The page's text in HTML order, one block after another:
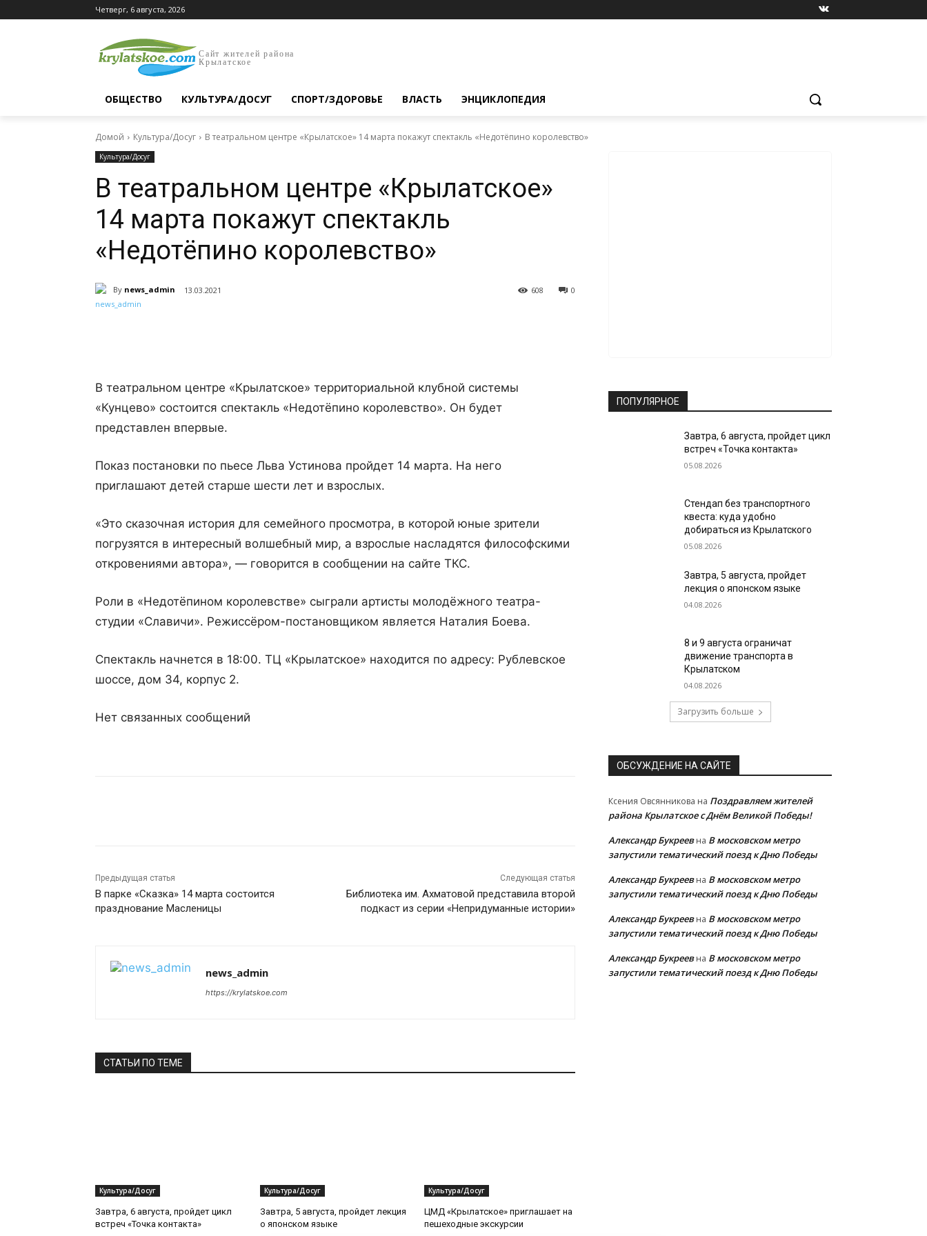
Четверг, 6 августа, 2026
Сайт жителей района
Крылатское
ОБЩЕСТВО КУЛЬТУРА/ДОСУГ СПОРТ/ЗДОРОВЬЕ ВЛАСТЬ ЭНЦИКЛОПЕДИЯ
Домой Культура/Досуг В театральном центре «Крылатское» 14 марта покажут спектакль «Недотёпино королевство»
Культура/Досуг
В театральном центре «Крылатское»
14 марта покажут спектакль
«Недотёпино королевство»
By news_admin 13.03.2021 0
608
В театральном центре «Крылатское» территориальной клубной системы
«Кунцево» состоится спектакль «Недотёпино королевство». Он будет
представлен впервые.
Показ постановки по пьесе Льва Устинова пройдет 14 марта. На него
приглашают детей старше шести лет и взрослых.
«Это сказочная история для семейного просмотра, в которой юные зрители
погрузятся в интересный волшебный мир, а взрослые насладятся философскими
откровениями автора», — говорится в сообщении на сайте ТКС.
Роли в «Недотёпином королевстве» сыграли артисты молодёжного театра-
студии «Славичи». Режиссёром-постановщиком является Наталия Боева.
Спектакль начнется в 18:00. ТЦ «Крылатское» находится по адресу: Рублевское
шоссе, дом 34, корпус 2.
Нет связанных сообщений
Предыдущая статья
В парке «Сказка» 14 марта состоится
празднование Масленицы
Следующая статья
Библиотека им. Ахматовой представила второй
подкаст из серии «Непридуманные истории»
news_admin
https://krylatskoe.com
СТАТЬИ ПО ТЕМЕ
Культура/Досуг
Завтра, 6 августа, пройдет цикл
встреч «Точка контакта»
Культура/Досуг
Завтра, 5 августа, пройдет лекция
о японском языке
Культура/Досуг
ЦМД «Крылатское» приглашает на
пешеходные экскурсии
ПОПУЛЯРНОЕ
Завтра, 6 августа, пройдет цикл
встреч «Точка контакта»
05.08.2026
Стендап без транспортного
квеста: куда удобно
добираться из Крылатского
05.08.2026
Завтра, 5 августа, пройдет
лекция о японском языке
04.08.2026
8 и 9 августа ограничат
движение транспорта в
Крылатском
04.08.2026
Загрузить больше
ОБСУЖДЕНИЕ НА САЙТЕ
Ксения Овсянникова на Поздравляем жителей
района Крылатское с Днём Великой Победы!
Александр Букреевна В московском метро
запустили тематический поезд к Дню Победы
Александр Букреевна В московском метро
запустили тематический поезд к Дню Победы
Александр Букреевна В московском метро
запустили тематический поезд к Дню Победы
Александр Букреевна В московском метро
запустили тематический поезд к Дню Победы